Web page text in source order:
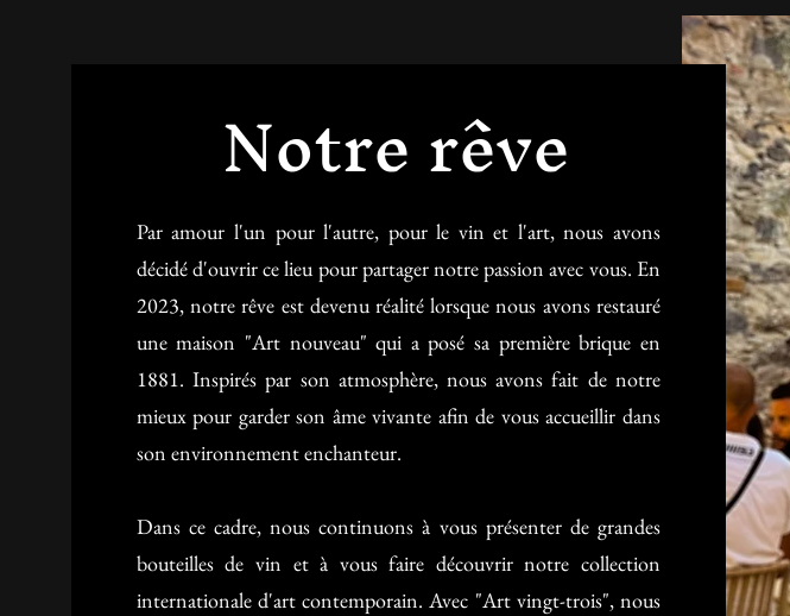
Notre rêve
Par amour l'un pour l'autre, pour le vin et l'art, nous avons
décidé d'ouvrir ce lieu pour partager notre passion avec vous. En
2023, notre rêve est devenu réalité lorsque nous avons restauré
une maison "Art nouveau" qui a posé sa première brique en
1881. Inspirés par son atmosphère, nous avons fait de notre
mieux pour garder son âme vivante afin de vous accueillir dans
son environnement enchanteur.
Dans ce cadre, nous continuons à vous présenter de grandes
bouteilles de vin et à vous faire découvrir notre collection
internationale d'art contemporain. Avec "Art vingt-trois", nous